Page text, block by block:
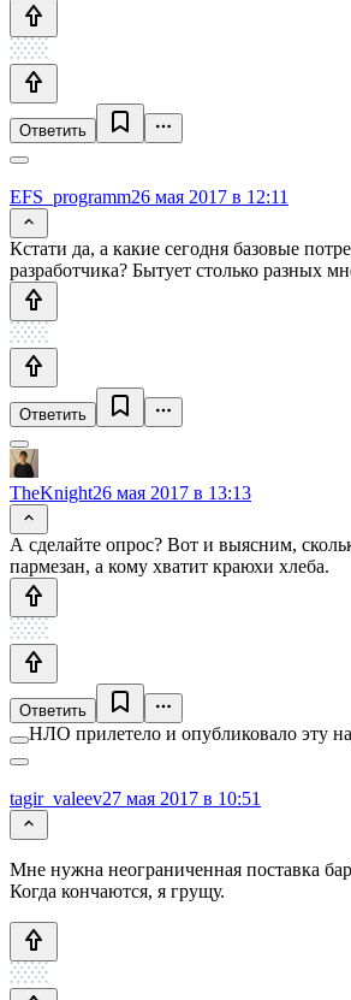
Ответить
EFS_programm26 мая 2017 в 12:11
Кстати да, а какие сегодня базовые
разработчика? Бытует столько разных
Ответить
TheKnight26 мая 2017 в 13:13
А сделайте опрос? Вот и выясним,
пармезан, а кому хватит краюхи хлеба.
Ответить
НЛО прилетело и опубликовало эту
tagir_valeev27 мая 2017 в 10:51
Мне нужна неограниченная поставка
Когда кончаются, я грущу.